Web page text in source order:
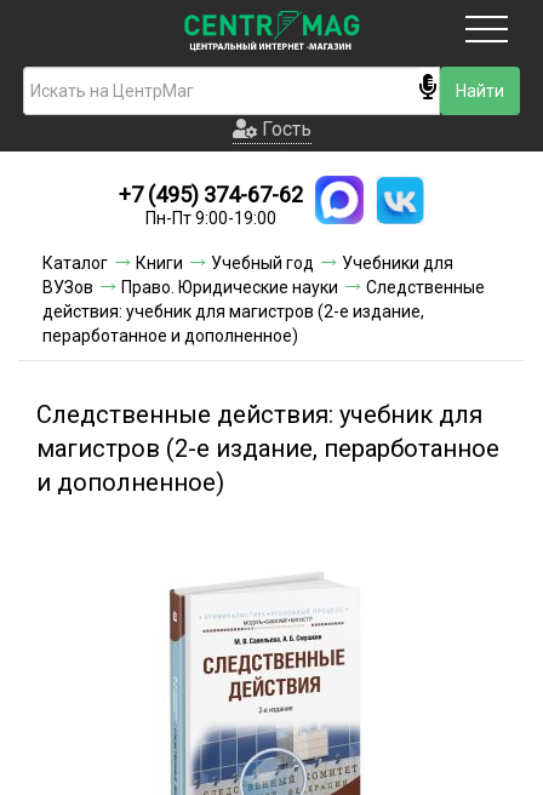
Гость
Новинки
Условия доставки
Условия оплаты
Акции и скидки
Гость
+7 (495) 374-67-62
Пн-Пт 9:00-19:00
Каталог Книги Учебный год
Учебники для
ВУЗов
Право. Юридические науки
Следственные
действия: учебник для магистров (2-е издание,
перарботанное и дополненное)
Следственные действия: учебник для
магистров (2-е издание, перарботанное
и дополненное)